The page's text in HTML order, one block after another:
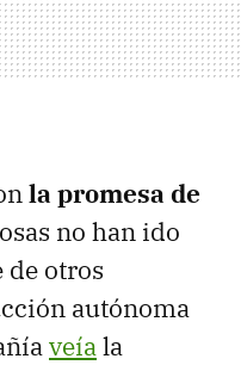
la promesa de
no han ido
de otros
autónoma
veíala